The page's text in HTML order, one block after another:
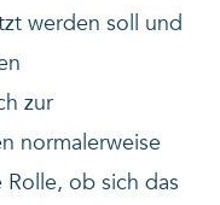
werden soll und
zur
normalerweise
ob sich das